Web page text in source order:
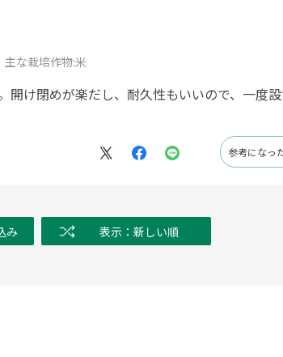
主な栽培作物:米
開け閉めが楽だし、耐久性もいいので、一度
参考になっ
み 表示：新しい順